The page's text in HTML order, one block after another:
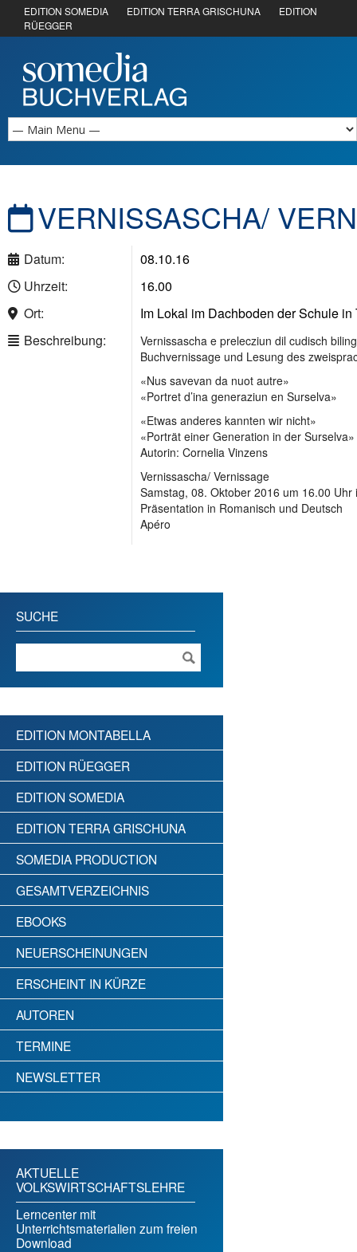
EDITION SOMEDIA EDITION TERRA GRISCHUNA
EDITION
RÜEGGER
VERNISSASCHA/
Datum:
08.10.16
Uhrzeit:
16.00
Ort:
Im Lokal im Dachboden der Schule in
Beschreibung:
Vernissascha e prelecziun dil cudisch biling
Buchvernissage und Lesung des
«Nus savevan da nuot autre»
«Portret d’ina generaziun en Surselva»
«Etwas anderes kannten wir nicht»
«Porträt einer Generation in der Surselva»
Autorin: Cornelia Vinzens
Vernissascha/ Vernissage
Samstag, 08. Oktober 2016 um 16.00
Präsentation in Romanisch und Deutsch
Apéro
SUCHE
EDITION MONTABELLA
EDITION RÜEGGER
EDITION SOMEDIA
EDITION TERRA GRISCHUNA
SOMEDIA PRODUCTION
GESAMTVERZEICHNIS
EBOOKS
NEUERSCHEINUNGEN
ERSCHEINT IN KÜRZE
AUTOREN
TERMINE
NEWSLETTER
AKTUELLE
VOLKSWIRTSCHAFTSLEHRE
Lerncenter mit
Unterrichtsmaterialien zum freien
Download